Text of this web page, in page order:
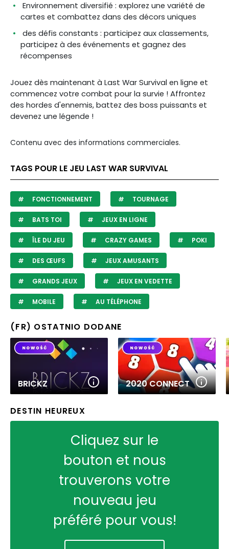
Environnement diversifié : explorez une variété de
cartes et combattez dans des décors uniques
des défis constants : participez aux classements,
participez à des événements et gagnez des
récompenses
Jouez dès maintenant à Last War Survival en ligne et
commencez votre combat pour la survie ! Affrontez
des hordes d'ennemis, battez des boss puissants et
devenez une légende !
Contenu avec des informations commerciales.
TAGS POUR LE JEU LAST WAR SURVIVAL
FONCTIONNEMENT TOURNAGE
BATS TOI JEUX EN LIGNE
ÎLE DU JEU CRAZY GAMES POKI
DES ŒUFS JEUX AMUSANTS
GRANDS JEUX JEUX EN VEDETTE
MOBILE AU TÉLÉPHONE
(FR) OSTATNIO DODANE
BRICKZ 2020 CONNECT
DESTIN HEUREUX
Cliquez sur le
bouton et nous
trouverons votre
nouveau jeu
préféré pour vous!